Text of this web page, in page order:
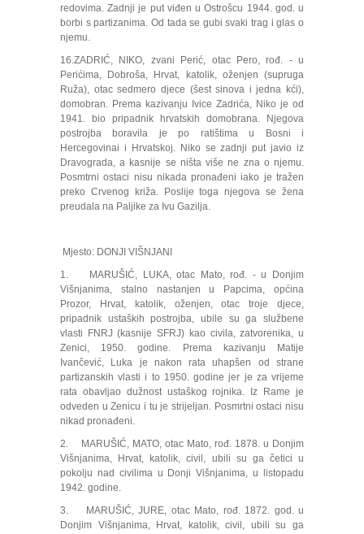
redovima. Zadnji je put viđen u Ostrošcu 1944. god. u
borbi s partizanima. Od tada se gubi svaki trag i glas o
njemu.
16.ZADRIĆ, NIKO, zvani Perić, otac Pero, rođ. - u
Perićima, Dobroša, Hrvat, katolik, oženjen (supruga
Ruža), otac sedmero djece (šest sinova i jedna kći),
domobran. Prema kazivanju Ivice Zadrića, Niko je od
1941. bio pripadnik hrvatskih domobrana. Njegova
postrojba boravila je po ratištima u Bosni i
Hercegovinai i Hrvatskoj. Niko se zadnji put javio iz
Dravograda, a kasnije se ništa više ne zna o njemu.
Posmtrni ostaci nisu nikada pronađeni iako je tražen
preko Crvenog križa. Poslije toga njegova se žena
preudala na Paljike za Ivu Gazilja.
Mjesto: DONJI VIŠNJANI
1. MARUŠIĆ, LUKA, otac Mato, rođ. - u Donjim
Višnjanima, stalno nastanjen u Papcima, općina
Prozor, Hrvat, katolik, oženjen, otac troje djece,
pripadnik ustaških postrojba, ubile su ga službene
vlasti FNRJ (kasnije SFRJ) kao civila, zatvorenika, u
Zenici, 1950. godine. Prema kazivanju Matije
Ivančević, Luka je nakon rata uhapšen od strane
partizanskih vlasti i to 1950. godine jer je za vrijeme
rata obavljao dužnost ustaškog rojnika. Iz Rame je
odveden u Zenicu i tu je strijeljan. Posmrtni ostaci nisu
nikad pronađeni.
2. MARUŠIĆ, MATO, otac Mato, rođ. 1878. u Donjim
Višnjanima, Hrvat, katolik, civil, ubili su ga četici u
pokolju nad civilima u Donji Višnjanima, u listopadu
1942. godine.
3. MARUŠIĆ, JURE, otac Mato, rođ. 1872. god. u
Donjim Višnjanima, Hrvat, katolik, civil, ubili su ga